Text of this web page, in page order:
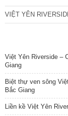
VIỆT YÊN
Việt Yên Riverside –
Giang
Biệt thự ven sông
Bắc Giang
Liền kề Việt Yên